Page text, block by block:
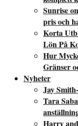
Sunrise
pris och
Korta
Lön På
Hur
Gränser
Nyheter
Jay
Tara
Harry